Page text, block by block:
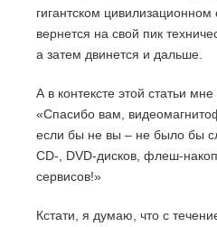
гигантском
вернется на свой пик
а затем двинется и дальше.
А в контексте этой статьи
«Спасибо вам,
если бы не вы – не было бы
CD-, DVD-дисков, флеш-
сервисов!»
Кстати, я думаю, что с